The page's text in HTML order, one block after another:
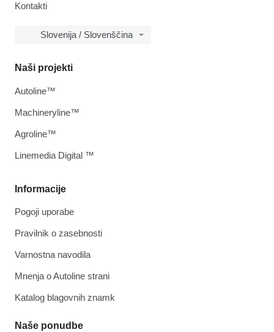
Kontakti
Slovenija / Slovenščina
Informacije
Pogoji uporabe
Pravilnik o zasebnosti
Varnostna navodila
Mnenja o Autoline strani
Katalog blagovnih znamk
Naše ponudbe
Naši projekti
Autoline™
Machineryline™
Agroline™
Linemedia Digital ™